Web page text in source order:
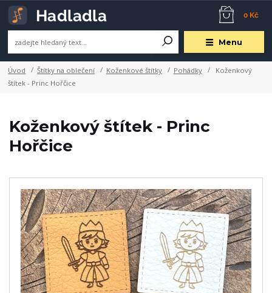
Menu
0 Kč
Úvod Štítky na oblečení Koženkové štítky Pohádky
Koženkový
štítek - Princ Hořčice
Koženkový štítek - Princ
Hořčice